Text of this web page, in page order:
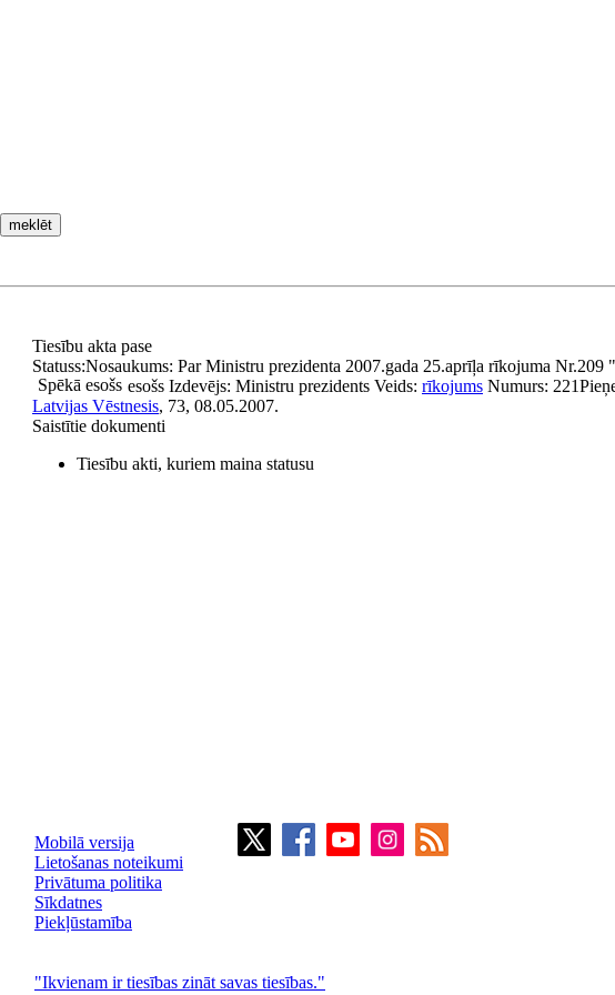
meklēt
Tiesību akta pase
Nosaukums: Par Ministru prezidenta 2007.gada 25.aprīļa rīkojuma Nr.209
Statuss:
Spēkā esošs esošs Izdevējs: Ministru prezidents Veids: rīkojums Numurs: 221
Latvijas Vēstnesis, 73, 08.05.2007.
Saistītie dokumenti
Tiesību akti, kuriem maina statusu
Mobilā versija
Lietošanas noteikumi
Privātuma politika
Sīkdatnes
Piekļūstamība
"Ikvienam ir tiesības zināt savas tiesības."